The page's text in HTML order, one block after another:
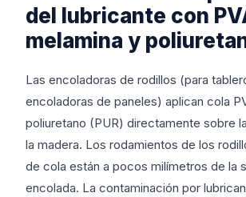
del lubricante con
melamina y
Las encoladoras de rodillos (para
encoladoras de paneles) aplican cola
poliuretano (PUR) directamente sobre
la madera. Los rodamientos de los
de cola están a pocos milímetros de la
encolada. La contaminación por